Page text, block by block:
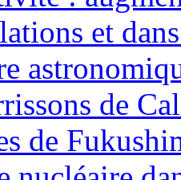
et
de
de